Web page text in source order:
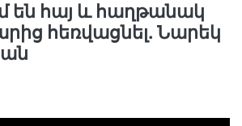
են հայ և հաղթանակ
հեռվացնել. Նարեկ